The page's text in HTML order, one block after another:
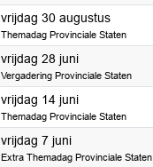
vrijdag 30 augustus2024
Themadag Provinciale Staten
vrijdag 28 juni2024
Vergadering Provinciale Staten
vrijdag 14 juni2024
Themadag Provinciale Staten
vrijdag 7 juni2024
Extra Themadag Provinciale Staten